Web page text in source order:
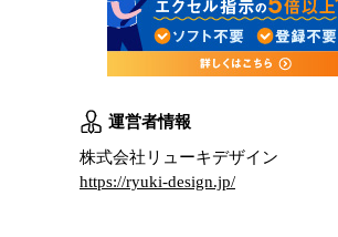
運営者情報
株式会社リューキデザイン
https://ryuki-design.jp/